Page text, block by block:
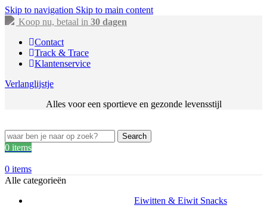
Skip to navigation Skip to main content
Koop nu, betaal in 30 dagen
Contact
Track & Trace
Klantenservice
Verlanglijstje
Alles voor een sportieve en gezonde levensstijl
Search
0 items
0 items
Alle categorieën
Eiwitten & Eiwit Snacks